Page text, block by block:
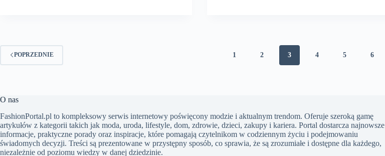
POPRZEDNIE 1 2 3 4 5 6
O nas
FashionPortal.pl to kompleksowy serwis internetowy poświęcony modzie i aktualnym trendom. Oferuje szeroką gamę
artykułów z kategorii takich jak moda, uroda, lifestyle, dom, zdrowie, dzieci, zakupy i kariera. Portal dostarcza najnowsze
informacje, praktyczne porady oraz inspiracje, które pomagają czytelnikom w codziennym życiu i podejmowaniu
świadomych decyzji. Treści są prezentowane w przystępny sposób, co sprawia, że są zrozumiałe i dostępne dla każdego,
niezależnie od poziomu wiedzy w danej dziedzinie.